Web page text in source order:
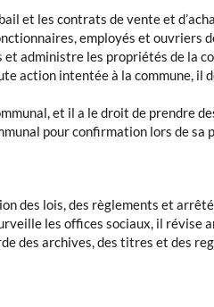
et les contrats de vente et
employés et ouvriers
administre les propriétés de la
action intentée à la commune, il
et il a le droit de prendre
pour confirmation lors de sa
des lois, des règlements et
les offices sociaux, il révise
des archives, des titres et des